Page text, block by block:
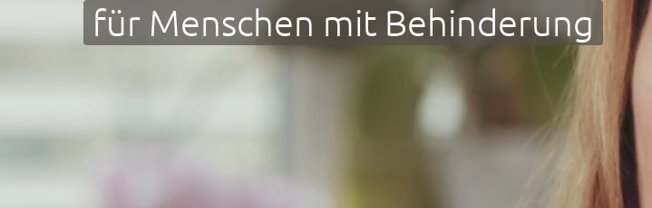
für Menschen mit Behinderung